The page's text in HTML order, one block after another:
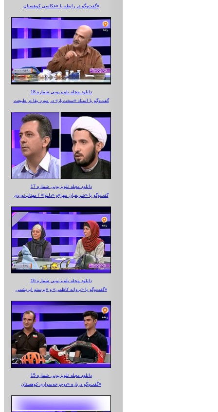
گفت‌وگو در رابطه با «عکاسی کوهستان»
دانلود مجله تلویزیونی شماره 18
گفت‌وگو با استاد «سخت‌باز» در مورد بقا در طبیعت
دانلود مجله تلویزیونی شماره 17
گفت‌وگو با «شریفیان مهر»‌و «دلنوا» / مهتاب‌نوردی
دانلود مجله تلویزیونی شماره 16
گفت‌وگو با «پروانه کاظمی» و «پرستو‌ ابریشمی»
دانلود مجله تلویزیونی شماره 15
گفت‌وگو درباره «دوچرخه‌سواری کوهستان»